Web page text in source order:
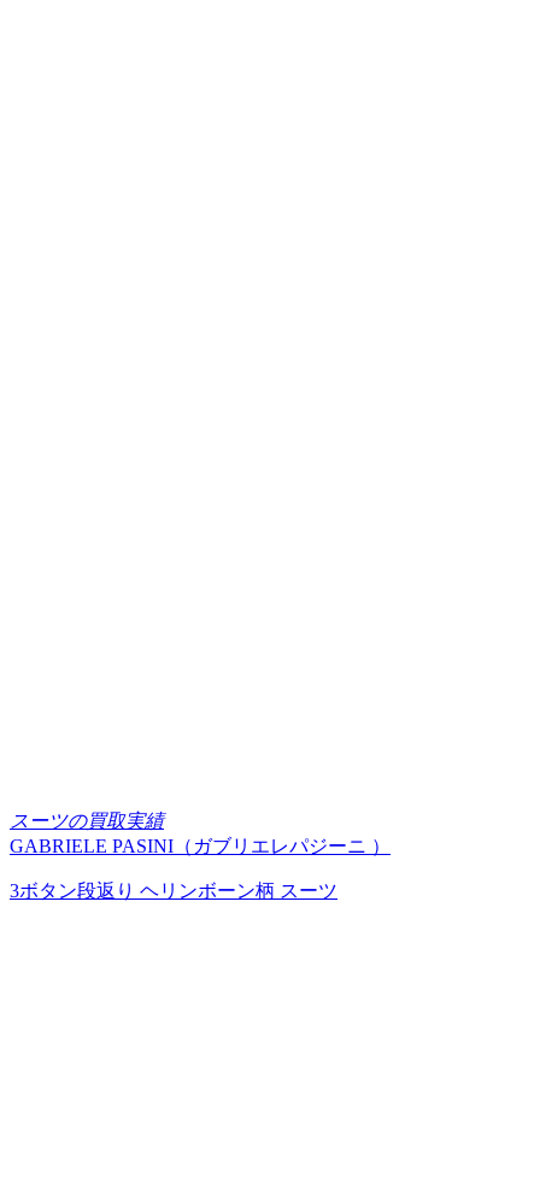
スーツの買取実績
GABRIELE PASINI（ガブリエレパジーニ ）
3ボタン段返り ヘリンボーン柄 スーツ